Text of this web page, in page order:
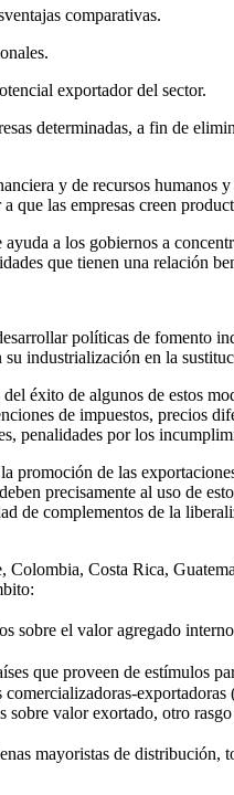
comparativas.
exportador del sector.
determinadas, a fin de
y de recursos humanos
que las empresas creen
a los gobiernos a
que tienen una relación
políticas de fomento
industrialización en la
éxito de algunos de estos
de impuestos, precios
penalidades por los
promoción de las
precisamente al uso de
de complementos de la
Costa Rica,
sobre el valor agregado
que proveen de estímulos
exportadoras
valor exortado, otro rasgo
mayoristas de distribución,